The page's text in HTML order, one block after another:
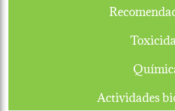
Actividades